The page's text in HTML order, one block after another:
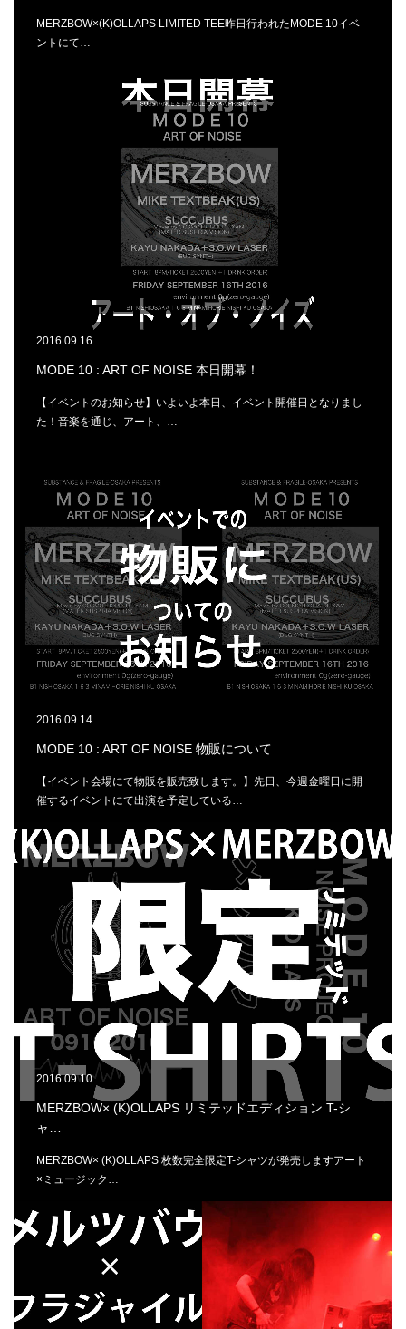
MERZBOW×(K)OLLAPS LIMITED TEE昨日行われたMODE 10イベ
ントにて…
2016.09.16
MODE 10 : ART OF NOISE 本日開幕！
【イベントのお知らせ】いよいよ本日、イベント開催日となりまし
た！音楽を通じ、アート、…
2016.09.14
MODE 10 : ART OF NOISE 物販について
【イベント会場にて物販を販売致します。】先日、今週金曜日に開
催するイベントにて出演を予定している…
2016.09.10
MERZBOW× (K)OLLAPS リミテッドエディション T-シ
ャ…
MERZBOW× (K)OLLAPS 枚数完全限定T-シャツが発売しますアート
×ミュージック…